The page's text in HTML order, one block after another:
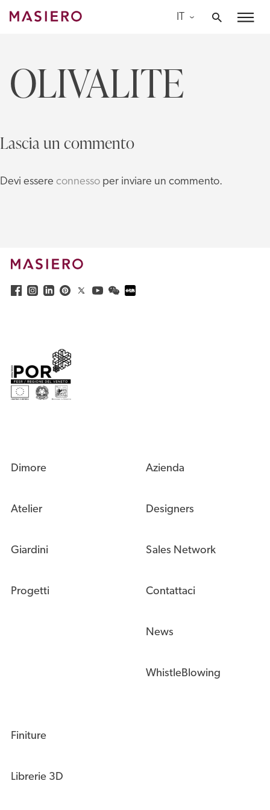
Skip
IT
OLIVALITE
Lascia un commento
Devi essere connesso per inviare un commento.
Dimore
Atelier
Giardini
Progetti
Azienda
Designers
Sales Network
Contattaci
News
WhistleBlowing
Finiture
Librerie 3D